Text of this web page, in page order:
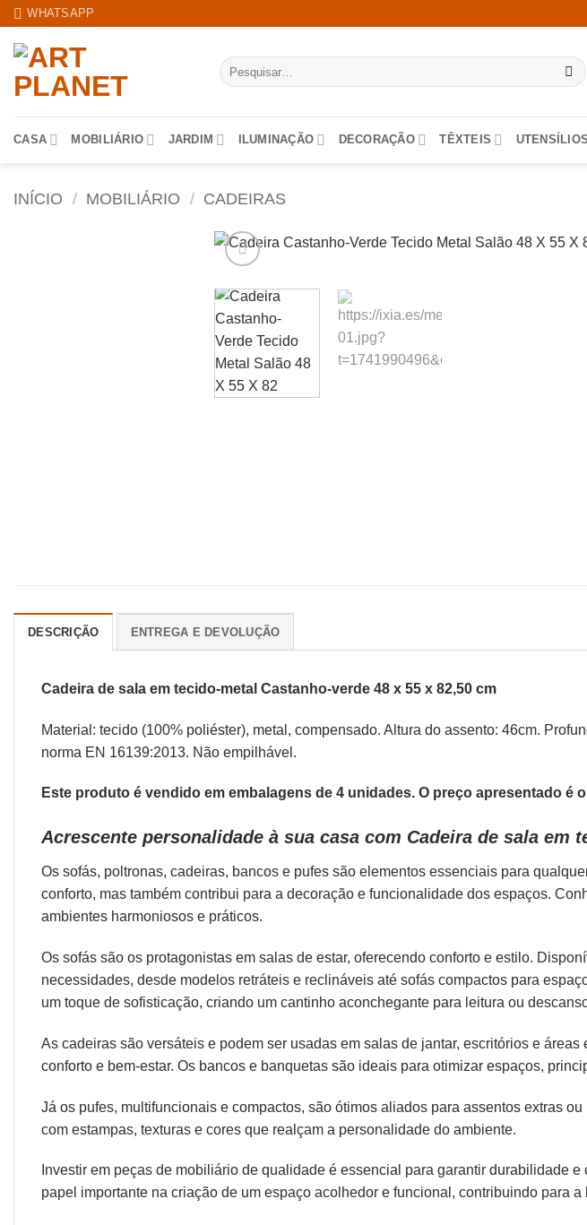
Skip
content
WHATSAPP
Pesquisar
por:
CASA MOBILIÁRIO JARDIM ILUMINAÇÃO DECORAÇÃO TÊXTEIS
INÍCIO / MOBILIÁRIO / CADEIRAS
DESCRIÇÃO ENTREGA E DEVOLUÇÃO
Cadeira de sala em tecido-metal Castanho-verde 48 x 55 x 82,50 cm
Material: tecido (100% poliéster), metal, compensado. Altura do assento: 46cm.
norma EN 16139:2013. Não empilhável.
Este produto é vendido em embalagens de 4 unidades. O preço apresentado é
Acrescente personalidade à sua casa com Cadeira de sala em
Os sofás, poltronas, cadeiras, bancos e pufes são elementos essenciais para
conforto, mas também contribui para a decoração e funcionalidade dos espaços.
ambientes harmoniosos e práticos.
Os sofás são os protagonistas em salas de estar, oferecendo conforto e estilo.
necessidades, desde modelos retráteis e reclináveis até sofás compactos para
um toque de sofisticação, criando um cantinho aconchegante para leitura ou
As cadeiras são versáteis e podem ser usadas em salas de jantar, escritórios e
conforto e bem-estar. Os bancos e banquetas são ideais para otimizar espaços,
Já os pufes, multifuncionais e compactos, são ótimos aliados para assentos extras
com estampas, texturas e cores que realçam a personalidade do ambiente.
Investir em peças de mobiliário de qualidade é essencial para garantir durabilidade
papel importante na criação de um espaço acolhedor e funcional, contribuindo para